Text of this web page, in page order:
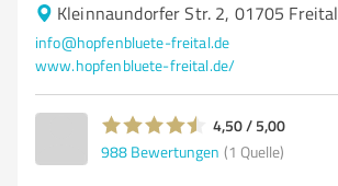
Kleinnaundorfer Str. 2, 01705 Freital
info@hopfenbluete-freital.de
www.hopfenbluete-freital.de/
4,50 / 5,00
988 Bewertungen (1 Quelle)